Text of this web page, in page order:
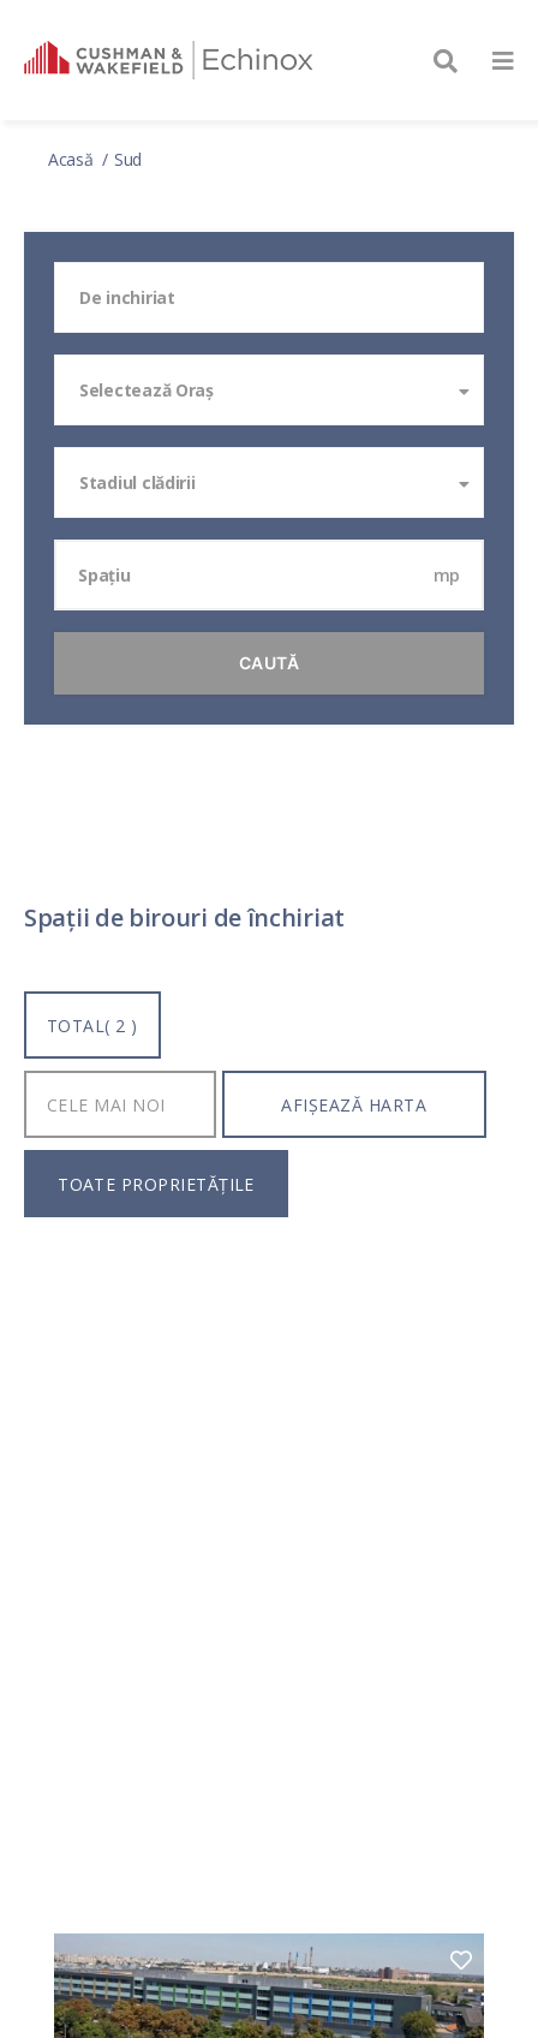
Acasă Sud
De inchiriat
Selectează Oraş
Stadiul clădirii
mp
Spații de birouri de închiriat
TOTAL( 2 )
AFIȘEAZĂ HARTA
TOATE PROPRIETĂȚILE